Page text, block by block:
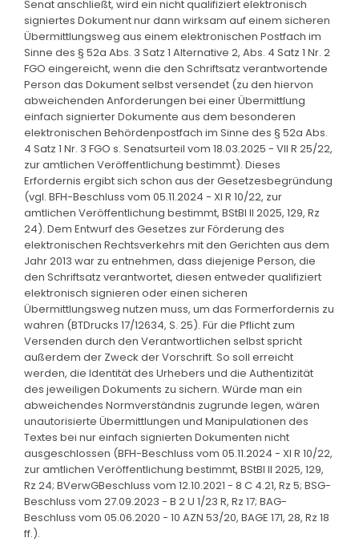
Senat anschließt, wird ein nicht qualifiziert elektronisch
signiertes Dokument nur dann wirksam auf einem sicheren
Übermittlungsweg aus einem elektronischen Postfach im
Sinne des § 52a Abs. 3 Satz 1 Alternative 2, Abs. 4 Satz 1 Nr. 2
FGO eingereicht, wenn die den Schriftsatz verantwortende
Person das Dokument selbst versendet (zu den hiervon
abweichenden Anforderungen bei einer Übermittlung
einfach signierter Dokumente aus dem besonderen
elektronischen Behördenpostfach im Sinne des § 52a Abs.
4 Satz 1 Nr. 3 FGO s. Senatsurteil vom 18.03.2025 - VII R 25/22,
zur amtlichen Veröffentlichung bestimmt). Dieses
Erfordernis ergibt sich schon aus der Gesetzesbegründung
(vgl. BFH-Beschluss vom 05.11.2024 - XI R 10/22, zur
amtlichen Veröffentlichung bestimmt, BStBl II 2025, 129, Rz
24). Dem Entwurf des Gesetzes zur Förderung des
elektronischen Rechtsverkehrs mit den Gerichten aus dem
Jahr 2013 war zu entnehmen, dass diejenige Person, die
den Schriftsatz verantwortet, diesen entweder qualifiziert
elektronisch signieren oder einen sicheren
Übermittlungsweg nutzen muss, um das Formerfordernis zu
wahren (BTDrucks 17/12634, S. 25). Für die Pflicht zum
Versenden durch den Verantwortlichen selbst spricht
außerdem der Zweck der Vorschrift. So soll erreicht
werden, die Identität des Urhebers und die Authentizität
des jeweiligen Dokuments zu sichern. Würde man ein
abweichendes Normverständnis zugrunde legen, wären
unautorisierte Übermittlungen und Manipulationen des
Textes bei nur einfach signierten Dokumenten nicht
ausgeschlossen (BFH-Beschluss vom 05.11.2024 - XI R 10/22,
zur amtlichen Veröffentlichung bestimmt, BStBl II 2025, 129,
Rz 24; BVerwGBeschluss vom 12.10.2021 - 8 C 4.21, Rz 5; BSG-
Beschluss vom 27.09.2023 - B 2 U 1/23 R, Rz 17; BAG-
Beschluss vom 05.06.2020 - 10 AZN 53/20, BAGE 171, 28, Rz 18
ff.).